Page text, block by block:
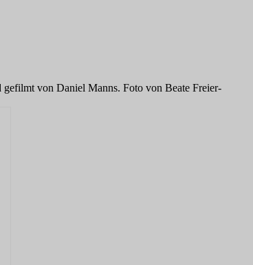
von Daniel Manns. Foto von Beate Freier-